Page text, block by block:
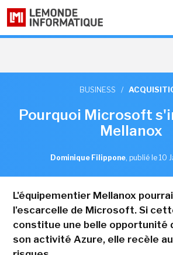
BUSINESS /
Pourquoi Microsoft
Mellanox
Dominique Filippone, publié le 10
L'équipementier Mellanox
l'escarcelle de Microsoft. Si
constitue une belle opportunité
son activité Azure, elle recèle